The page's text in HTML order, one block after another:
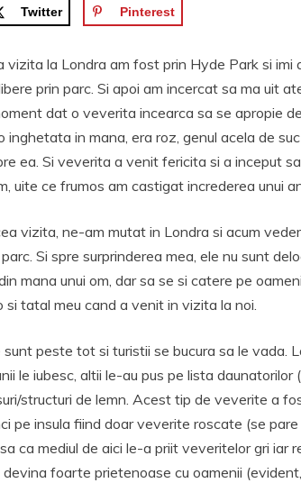
Twitter Pinterest
vizita la Londra am fost prin Hyde Park si imi
prin parc. Si apoi am incercat sa ma uit
dat o veverita incearca sa se apropie
inghetata in mana, era roz, genul acela de
ea. Si veverita a venit fericita si a inceput
uite ce frumos am castigat increderea unui
vizita, ne-am mutat in Londra si acum
Si spre surprinderea mea, ele nu sunt
mana unui om, dar sa se si catere pe
tatal meu cand a venit in vizita la noi.
peste tot si turistii se bucura sa le vada.
le iubesc, altii le-au pus pe lista daunatorilor (
structuri de lemn. Acest tip de veverite a
pe insula fiind doar veverite roscate (se
ca mediul de aici le-a priit veveritelor gri iar
foarte prietenoase cu oamenii